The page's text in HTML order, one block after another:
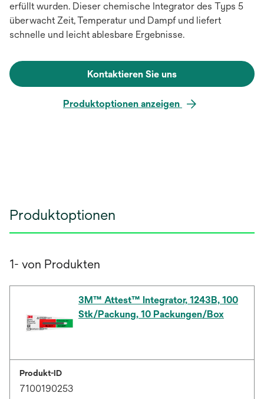
erfüllt wurden. Dieser chemische Integrator des Typs 5
überwacht Zeit, Temperatur und Dampf und liefert
schnelle und leicht ablesbare Ergebnisse.
Kontaktieren Sie uns
Produktoptionen anzeigen
Produktoptionen
1- von Produkten
3M™ Attest™ Integrator, 1243B, 100
Stk/Packung, 10 Packungen/Box
Produkt-ID
7100190253